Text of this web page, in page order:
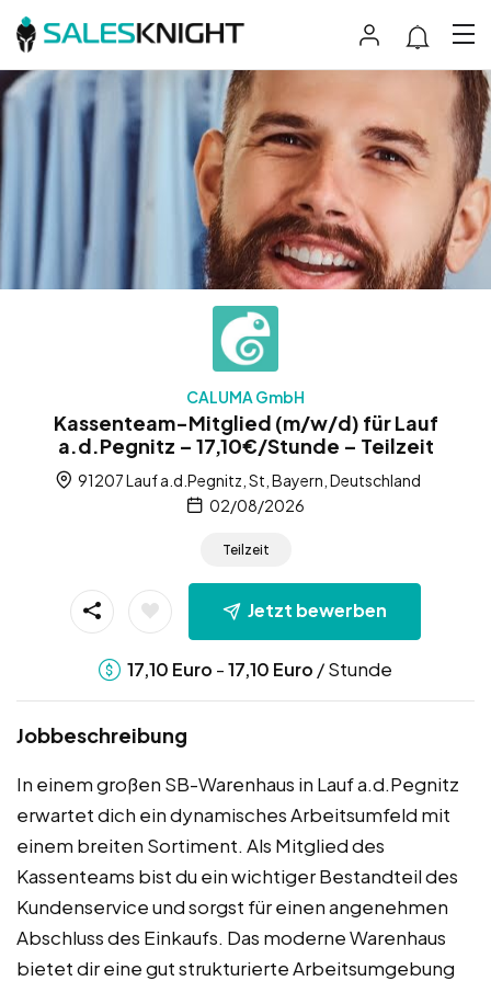
CALUMA GmbH
Kassenteam-Mitglied (m/w/d) für Lauf
a.d.Pegnitz – 17,10€/Stunde – Teilzeit
91207 Lauf a.d.Pegnitz, St, Bayern, Deutschland
02/08/2026
Teilzeit
Jetzt bewerben
17,10 Euro -17,10 Euro / Stunde
Jobbeschreibung
In einem großen SB-Warenhaus in Lauf a.d.Pegnitz
erwartet dich ein dynamisches Arbeitsumfeld mit
einem breiten Sortiment. Als Mitglied des
Kassenteams bist du ein wichtiger Bestandteil des
Kundenservice und sorgst für einen angenehmen
Abschluss des Einkaufs. Das moderne Warenhaus
bietet dir eine gut strukturierte Arbeitsumgebung